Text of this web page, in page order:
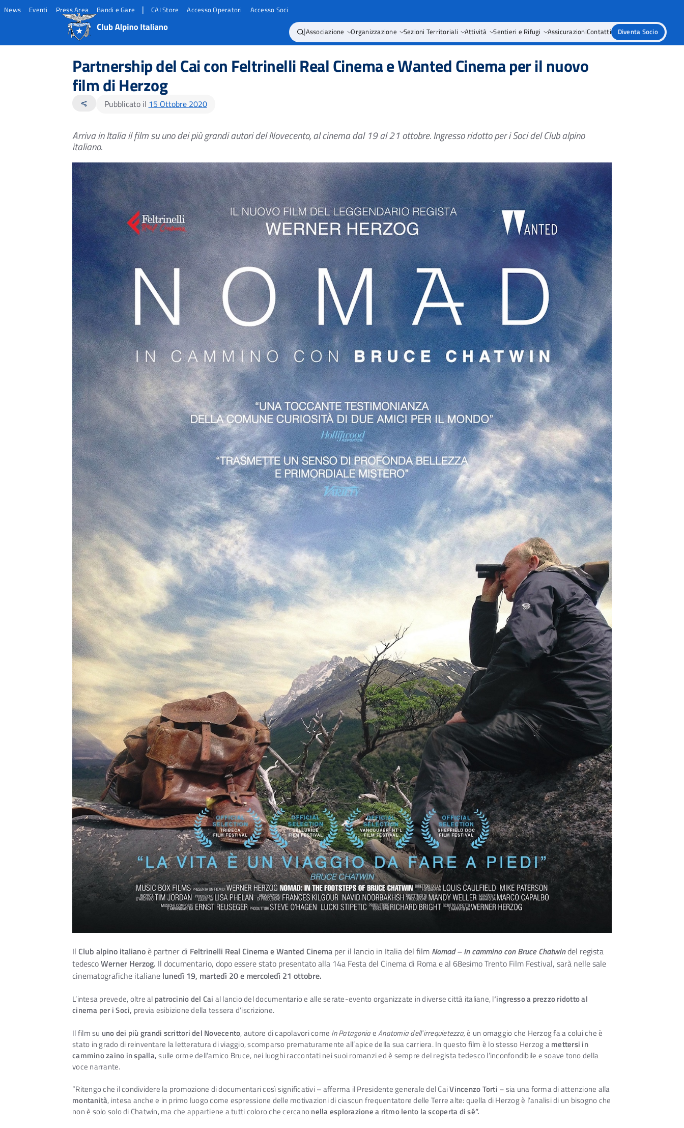
News Eventi Press Area Bandi e Gare | CAI Store Accesso Operatori Accesso Soci
|Associazione Organizzazione Sezioni Territoriali Attività Sentieri e Rifugi AssicurazioniContatti Diventa Socio
Partnership del Cai con Feltrinelli Real Cinema e Wanted Cinema per il nuovo
film di Herzog
share Pubblicato il 15 Ottobre 2020
Arriva in Italia il film su uno dei più grandi autori del Novecento, al cinema dal 19 al 21 ottobre. Ingresso ridotto per i Soci del Club alpino
italiano.
Il Club alpino italianoè partner di Feltrinelli Real Cinema e Wanted Cinema per il lancio in Italia del film Nomad – In cammino con Bruce Chatwindel regista
tedescoWerner Herzog. Il documentario, dopo essere stato presentato alla 14a Festa del Cinema di Roma e al 68esimo Trento Film Festival, sarà nelle sale
cinematografiche italiane lunedì 19, martedì 20 e mercoledì 21 ottobre.
L’intesa prevede, oltre al patrocinio del Cai al lancio del documentario e alle serate-evento organizzate in diverse città italiane, l‘ingresso a prezzo ridotto al
cinema per i Soci, previa esibizione della tessera d’iscrizione.
Il film su uno dei più grandi scrittori del Novecento, autore di capolavori come In PatagoniaeAnatomia dell’irrequietezza,è un omaggio che Herzog fa a colui che è
stato in grado di reinventare la letteratura di viaggio, scomparso prematuramente all’apice della sua carriera. In questo film è lo stesso Herzog amettersi in
cammino zaino in spalla,sulle orme dell’amico Bruce, nei luoghi raccontati nei suoi romanzi ed è sempre del regista tedesco l’inconfondibile e soave tono della
voce narrante.
“Ritengo che il condividere la promozione di documentari così significativi – afferma il Presidente generale del CaiVincenzo Torti – sia una forma di attenzione alla
montanità, intesa anche e in primo luogo come espressione delle motivazioni di ciascun frequentatore delle Terre alte: quella di Herzog è l’analisi di un bisogno che
non è solo solo di Chatwin, ma che appartiene a tutti coloro che cercanonella esplorazione a ritmo lento la scoperta di sé”.